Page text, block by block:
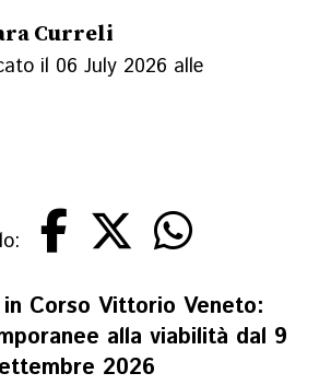
Curreli
il 06 July 2026 alle
Corso Vittorio Veneto:
alla viabilità dal 9
2026